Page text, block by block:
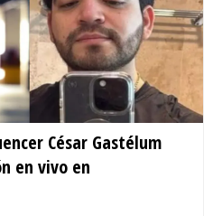
César Gastélum
en vivo en